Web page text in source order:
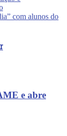
com alunos do
e abre